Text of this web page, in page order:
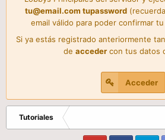
tu@email.com tupassword
email válido para poder confirmar
Si ya estás registrado anteriormente
de accedercon tus datos
Acceder
Tutoriales